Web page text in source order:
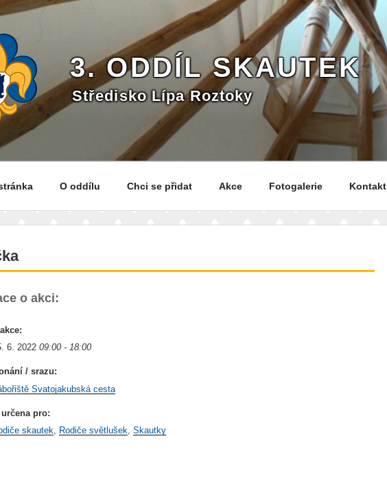
3. ODDÍL SKAUTEK
Středisko Lípa Roztoky
O oddílu Chci se přidat Akce Fotogalerie Kontakt
o akci:
6. 2022 09:00 - 18:00
/ srazu:
Svatojakubská cesta
pro:
skautek
Rodiče světlušek Skautky